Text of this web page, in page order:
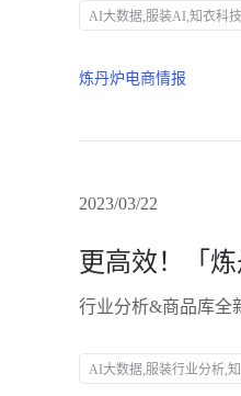
炼丹炉电商情报
2023/03/22
行业分析&商品库全